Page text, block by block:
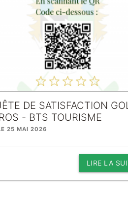
DE SATISFACTION
- BTS TOURISME
25 MAI 2026
LIRE LA